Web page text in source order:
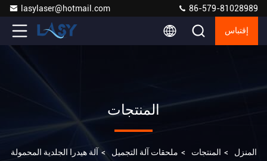
lasylaser@hotmail.com 86-579-81028989
إقتباس
المنتجات
المنزل > المنتجات > ملحقات آلة التجميل > آلة هيدرا الجلدية المحمولة